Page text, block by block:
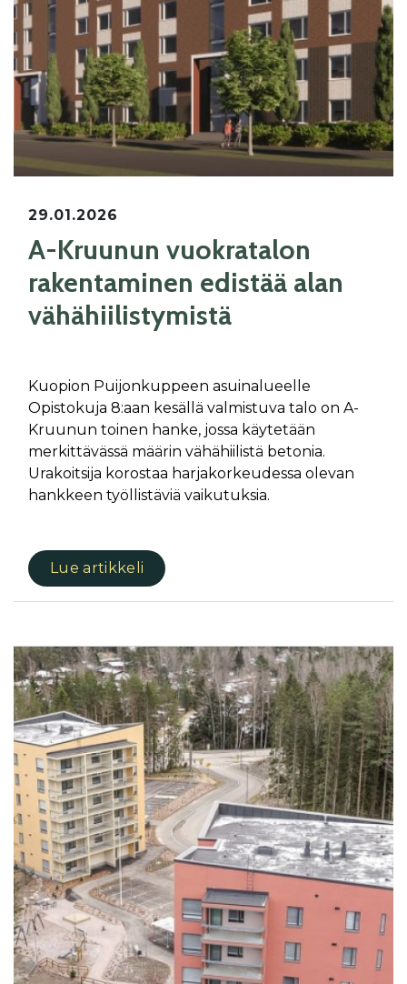
29.01.2026
A-Kruunun vuokratalon
rakentaminen edistää alan
vähähiilistymistä
Kuopion Puijonkuppeen asuinalueelle
Opistokuja 8:aan kesällä valmistuva talo on A-
Kruunun toinen hanke, jossa käytetään
merkittävässä määrin vähähiilistä betonia.
Urakoitsija korostaa harjakorkeudessa olevan
hankkeen työllistäviä vaikutuksia.
Lue artikkeli